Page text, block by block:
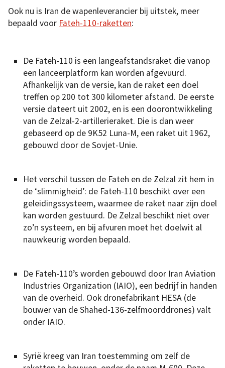
Ook nu is Iran de wapenleverancier bij uitstek, meer
bepaald voor Fateh-110-raketten:
De Fateh-110 is een langeafstandsraket die vanop
een lanceerplatform kan worden afgevuurd.
Afhankelijk van de versie, kan de raket een doel
treffen op 200 tot 300 kilometer afstand. De eerste
versie dateert uit 2002, en is een doorontwikkeling
van de Zelzal-2-artillerieraket. Die is dan weer
gebaseerd op de 9K52 Luna-M, een raket uit 1962,
gebouwd door de Sovjet-Unie.
Het verschil tussen de Fateh en de Zelzal zit hem in
de ‘slimmigheid’: de Fateh-110 beschikt over een
geleidingssysteem, waarmee de raket naar zijn doel
kan worden gestuurd. De Zelzal beschikt niet over
zo’n systeem, en bij afvuren moet het doelwit al
nauwkeurig worden bepaald.
De Fateh-110’s worden gebouwd door Iran Aviation
Industries Organization (IAIO), een bedrijf in handen
van de overheid. Ook dronefabrikant HESA (de
bouwer van de Shahed-136-zelfmoorddrones) valt
onder IAIO.
Syrië kreeg van Iran toestemming om zelf de